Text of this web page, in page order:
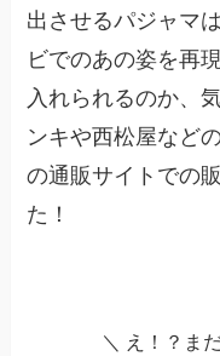
出させるパジャマ
ビでのあの姿を再
入れられるのか、
ンキや西松屋など
の通販サイトでの
た！
＼ え！？ま